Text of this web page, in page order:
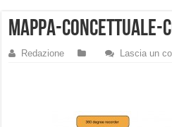
mappa-concettuale-
Redazione Lascia un